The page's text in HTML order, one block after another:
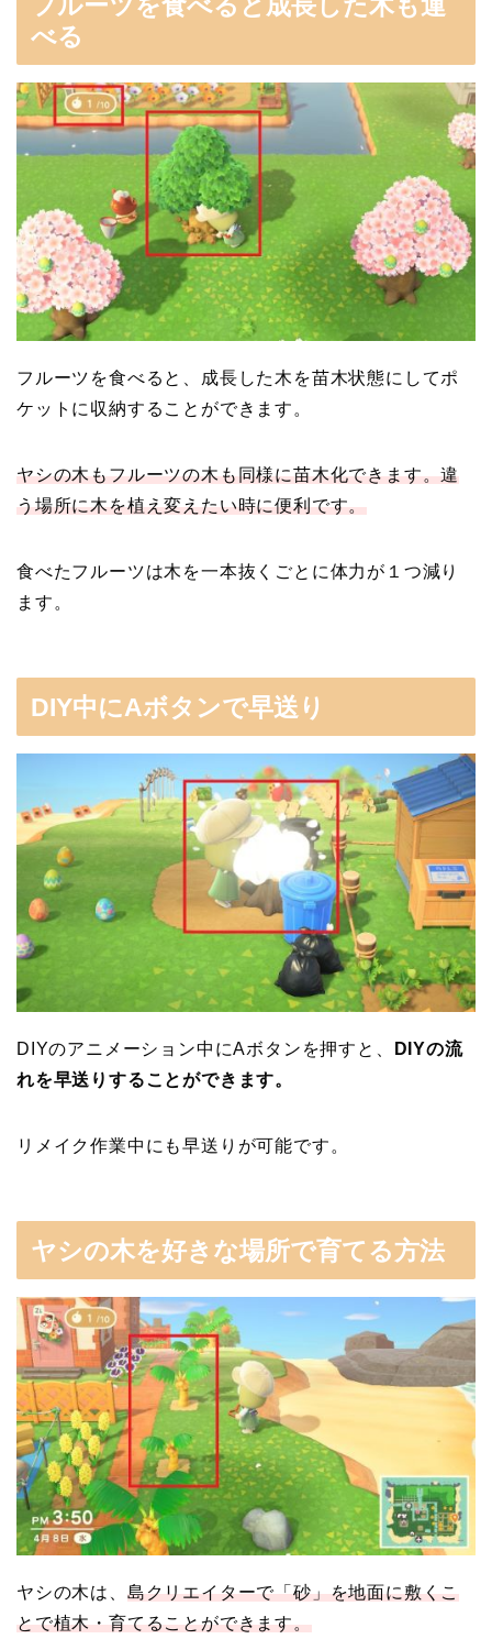
べる
フルーツを食べると、成長した木を苗木状態にしてポ
ケットに収納することができます。
ヤシの木もフルーツの木も同様に苗木化できます。違
う場所に木を植え変えたい時に便利です。
食べたフルーツは木を一本抜くごとに体力が１つ減り
ます。
DIY中にAボタンで早送り
DIYのアニメーション中にAボタンを押すと、
DIYの流
れを早送りすることができます。
リメイク作業中にも早送りが可能です。
ヤシの木を好きな場所で育てる方法
ヤシの木は、 島クリエイターで「砂」を地面に敷くこ
とで植木・育てることができます。